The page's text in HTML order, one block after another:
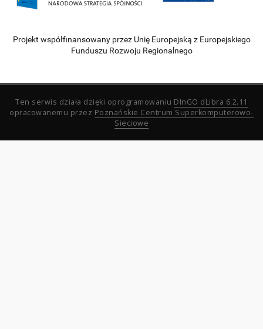
Projekt współfinansowany przez Unię Europejską z Europejskiego
Funduszu Rozwoju Regionalnego
Ten serwis działa dzięki oprogramowaniu DInGO dLibra 6.2.11
opracowanemu przez Poznańskie Centrum Superkomputerowo-
Sieciowe